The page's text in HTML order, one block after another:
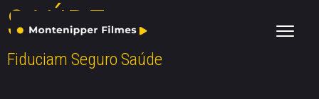
SAÚDE
Fiduciam Seguro Saúde